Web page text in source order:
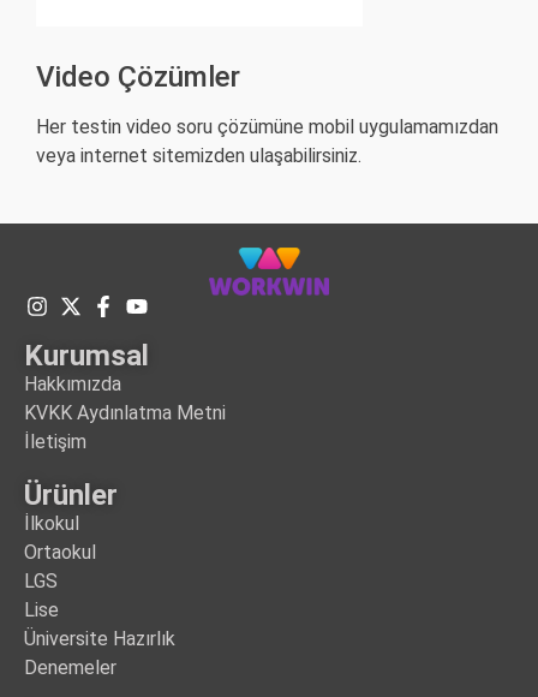
Video Çözümler
Her testin video soru çözümüne mobil uygulamamızdan
veya internet sitemizden ulaşabilirsiniz.
Kurumsal
Hakkımızda
KVKK Aydınlatma Metni
İletişim
Ürünler
İlkokul
Ortaokul
LGS
Lise
Üniversite Hazırlık
Denemeler